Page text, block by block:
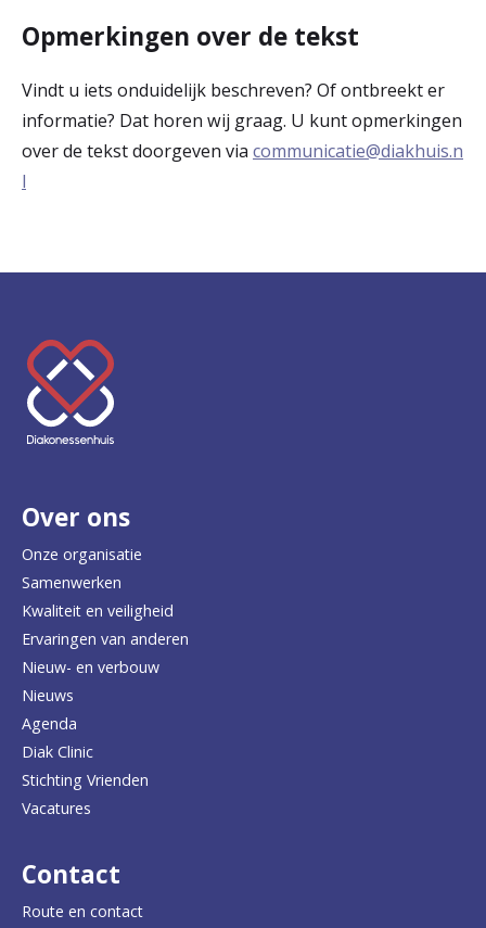
Opmerkingen over de tekst
Vindt u iets onduidelijk beschreven? Of ontbreekt er
informatie? Dat horen wij graag. U kunt opmerkingen
over de tekst doorgeven via communicatie@diakhuis.n
l
K
e
e
t
e
r
u
g
n
a
a
d
e
Over ons
Onze organisatie
Samenwerken
Kwaliteit en veiligheid
Ervaringen van anderen
Nieuw- en verbouw
Nieuws
Agenda
Diak Clinic
Stichting Vrienden
Vacatures
Contact
Route en contact